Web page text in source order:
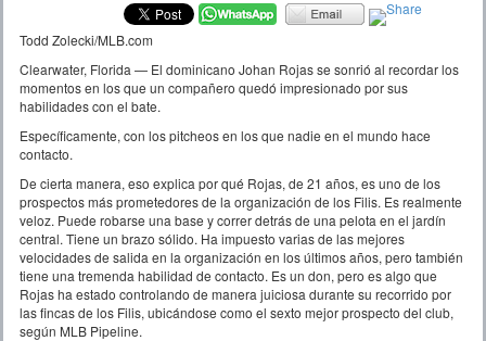
Todd Zolecki/MLB.com
Clearwater, Florida — El dominicano Johan Rojas se sonrió al recordar los
momentos en los que un compañero quedó impresionado por sus
habilidades con el bate.
Específicamente, con los pitcheos en los que nadie en el mundo hace
contacto.
De cierta manera, eso explica por qué Rojas, de 21 años, es uno de los
prospectos más prometedores de la organización de los Filis. Es realmente
veloz. Puede robarse una base y correr detrás de una pelota en el jardín
central. Tiene un brazo sólido. Ha impuesto varias de las mejores
velocidades de salida en la organización en los últimos años, pero también
tiene una tremenda habilidad de contacto. Es un don, pero es algo que
Rojas ha estado controlando de manera juiciosa durante su recorrido por
las fincas de los Filis, ubicándose como el sexto mejor prospecto del club,
según MLB Pipeline.